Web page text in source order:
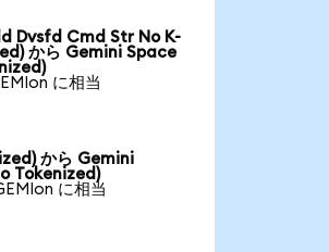
Dvsfd Cmd Str No K-
から Gemini Space
に相当
から Gemini
Tokenized)
に相当